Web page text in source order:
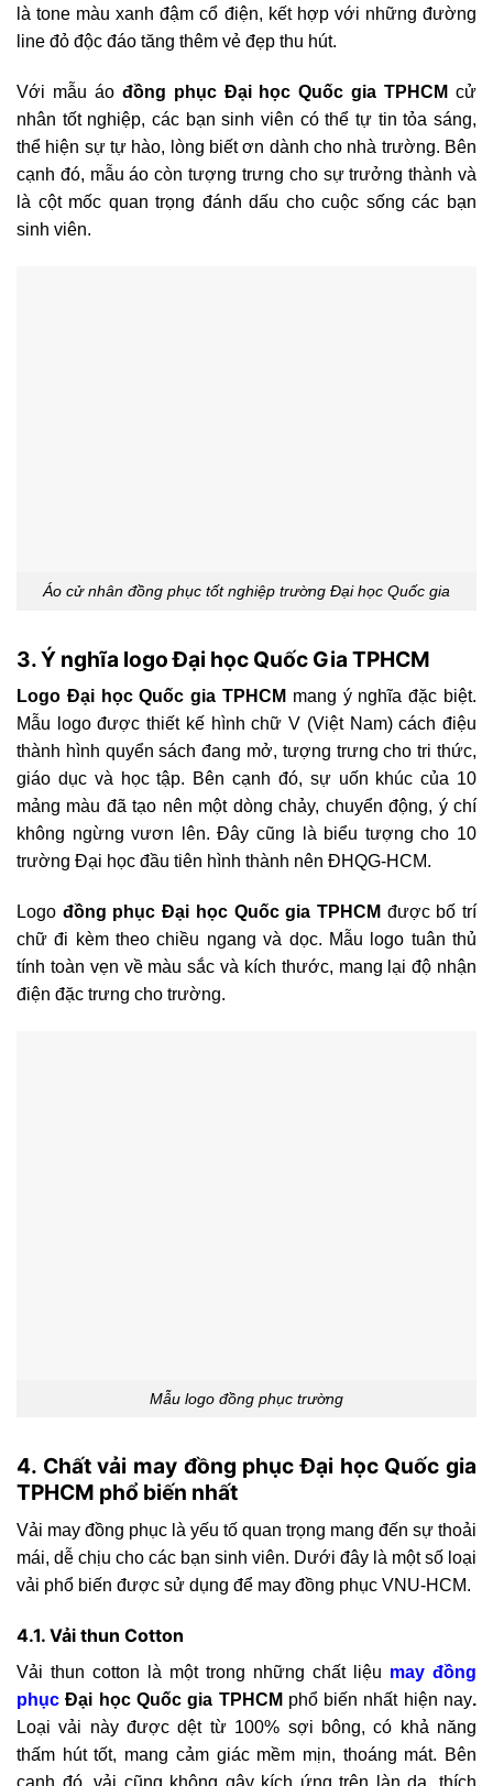
là tone màu xanh đậm cổ điện, kết hợp với những đường
line đỏ độc đáo tăng thêm vẻ đẹp thu hút.
Với mẫu áo đồng phục Đại học Quốc gia TPHCM cử
nhân tốt nghiệp, các bạn sinh viên có thể tự tin tỏa sáng,
thể hiện sự tự hào, lòng biết ơn dành cho nhà trường. Bên
cạnh đó, mẫu áo còn tượng trưng cho sự trưởng thành và
là cột mốc quan trọng đánh dấu cho cuộc sống các bạn
sinh viên.
Áo cử nhân đồng phục tốt nghiệp trường Đại học Quốc gia
3. Ý nghĩa logo Đại học Quốc Gia TPHCM
Logo Đại học Quốc gia TPHCM mang ý nghĩa đặc biệt.
Mẫu logo được thiết kế hình chữ V (Việt Nam) cách điệu
thành hình quyển sách đang mở, tượng trưng cho tri thức,
giáo dục và học tập. Bên cạnh đó, sự uốn khúc của 10
mảng màu đã tạo nên một dòng chảy, chuyển động, ý chí
không ngừng vươn lên. Đây cũng là biểu tượng cho 10
trường Đại học đầu tiên hình thành nên ĐHQG-HCM.
Logo đồng phục Đại học Quốc gia TPHCM được bố trí
chữ đi kèm theo chiều ngang và dọc. Mẫu logo tuân thủ
tính toàn vẹn về màu sắc và kích thước, mang lại độ nhận
điện đặc trưng cho trường.
Mẫu logo đồng phục trường
4. Chất vải may đồng phục Đại học Quốc gia
TPHCM phổ biến nhất
Vải may đồng phục là yếu tố quan trọng mang đến sự thoải
mái, dễ chịu cho các bạn sinh viên. Dưới đây là một số loại
vải phổ biến được sử dụng để may đồng phục VNU-HCM.
4.1. Vải thun Cotton
Vải thun cotton là một trong những chất liệu may đồng
phục Đại học Quốc gia TPHCM phổ biến nhất hiện nay.
Loại vải này được dệt từ 100% sợi bông, có khả năng
thấm hút tốt, mang cảm giác mềm mịn, thoáng mát. Bên
cạnh đó, vải cũng không gây kích ứng trên làn da, thích